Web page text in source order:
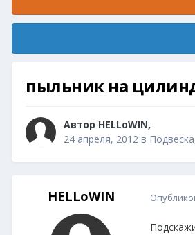
пыльник на
Автор HELLoWIN,
24 апреля, 2012 в
HELLoWIN